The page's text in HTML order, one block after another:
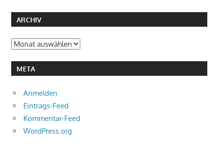
ARCHIV
Archiv
META
Anmelden
Eintrags-Feed
Kommentar-Feed
WordPress.org